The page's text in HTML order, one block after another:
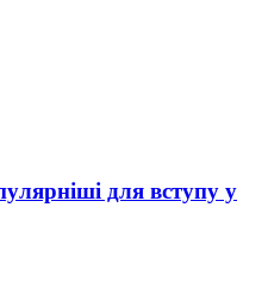
для вступу у